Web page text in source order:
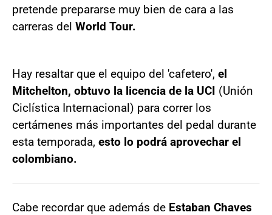
pretende prepararse muy bien de cara a las
carreras del World Tour.
Hay resaltar que el equipo del 'cafetero', el
Mitchelton, obtuvo la licencia de la UCI (Unión
Ciclística Internacional) para correr los
certámenes más importantes del pedal durante
esta temporada, esto lo podrá aprovechar el
colombiano.
Cabe recordar que además de Estaban Chaves